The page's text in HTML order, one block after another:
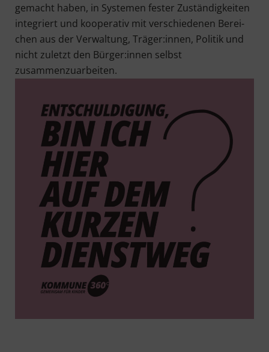
gemacht haben, in Sys­te­men fes­ter Zustän­dig­kei­ten
inte­griert und koope­ra­tiv mit ver­schie­de­nen Berei­
chen aus der Ver­wal­tung, Träger:innen, Poli­tik und
nicht zuletzt den Bürger:innen selbst
zusammenzuarbeiten.